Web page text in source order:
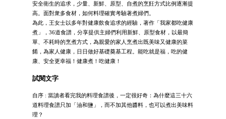
安全衛生的追求，少量、新鮮、原型、自煮的烹飪方式比例逐漸提
高。面對衆多食材，如何料理確實考驗著煮婦們。
為此，王女士以多年對健康飲食追求的經驗，著作「我家都吃健康
煮」，36道食譜，分享提供主婦們利用新鮮、原型食材，以最簡
單、不耗時的烹煮方式，為親愛的家人烹煮出既美味又健康的菜
餚，為家人健康，日日做好基礎奠基工程。能吃就是福，吃的健
康、安全更幸福！健康煮！吃健康！
試閱文字
自序 : 當讀者看完我的料理食譜後，一定很好奇：為什麼這三十六
道料理食譜只加「油和鹽」，而不加其他醬料，也可以煮出美味料
理？